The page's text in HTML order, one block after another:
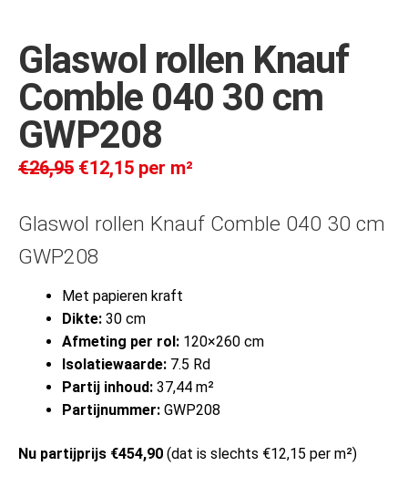
Glaswol rollen Knauf
Comble 040 30 cm
GWP208
€26,95 €12,15 per m²
Glaswol rollen Knauf Comble 040 30 cm
GWP208
Met papieren kraft
Dikte: 30 cm
Afmeting per rol: 120×260 cm
Isolatiewaarde: 7.5 Rd
Partij inhoud: 37,44 m²
Partijnummer: GWP208
Nu partijprijs €454,90 (dat is slechts €12,15 per m²)